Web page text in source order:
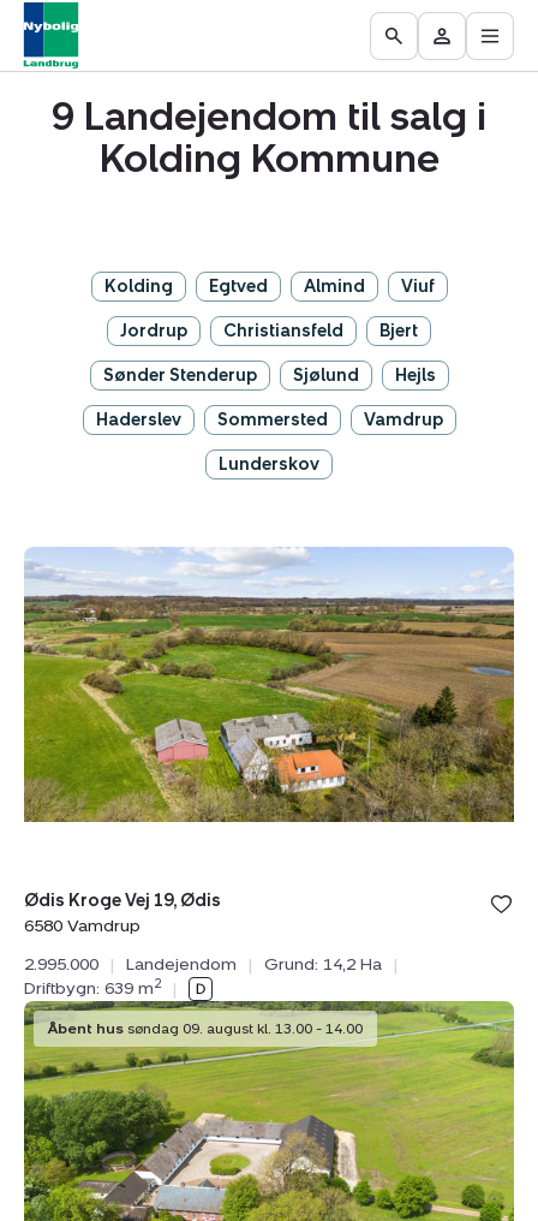
Ejendomme
til
Find
mægler
Få
vurderet
ejendom
Go
to
the
Search
page
Besøg
Mit
område
Åbn
9 Landejendom til salg i
Kolding Kommune
Kolding Egtved Almind Viuf
Jordrup Christiansfeld Bjert
Sønder Stenderup Sjølund Hejls
Haderslev Sommersted Vamdrup
Lunderskov
Landejendom:
Ødis
Kroge
Vej
19,
Ødis,
6580
Vamdrup
Ødis Kroge Vej 19, Ødis
6580 Vamdrup
2.995.000
| Landejendom | Grund: 14,2 Ha
|
Driftbygn: 639 m2 |
Landejendom:
Møllevej
21,
Fovslet,
6580
Vamdrup
Åbent hus søndag 09. august kl. 13.00 - 14.00